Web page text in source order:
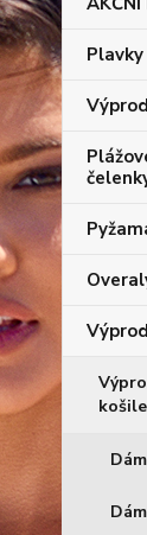
Plavky
košile